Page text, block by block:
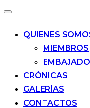
Alternar
navegación
QUIENES
MIEMBROS
CRÓNICAS
GALERÍAS
CONTACTOS